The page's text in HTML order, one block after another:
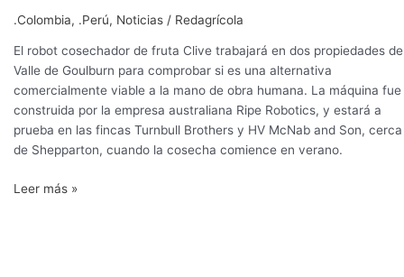
.Colombia, .Perú, Noticias / Redagrícola
El robot cosechador de fruta Clive trabajará en dos propiedades
Valle de Goulburn para comprobar si es una alternativa
comercialmente viable a la mano de obra humana. La máquina fue
construida por la empresa australiana Ripe Robotics, y estará a
prueba en las fincas Turnbull Brothers y HV McNab and Son, cerca
de Shepparton, cuando la cosecha comience en verano.
Leer más »